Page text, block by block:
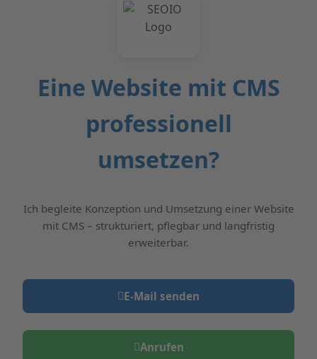
Eine Website mit CMS
professionell
umsetzen?
Ich begleite Konzeption und Umsetzung einer Website
mit CMS – strukturiert, pflegbar und langfristig
erweiterbar.
E‑Mail senden
Anrufen